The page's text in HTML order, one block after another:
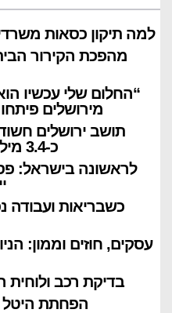
למה תיקון כסאות
מהפכת הקירור
“החלום שלי עכשיו
מירושלים פיתחו
תושב ירושלים
כ-3.4 מיליון ₪ מהשכרה של 9 דירות
לראשונה בישראל:
כשבריאות ועבודה
עסקים, חוזים וממון:
בדיקת רכב ולוחית
הפחתת היטל
“החלום שלי עכשיו
תלמידים